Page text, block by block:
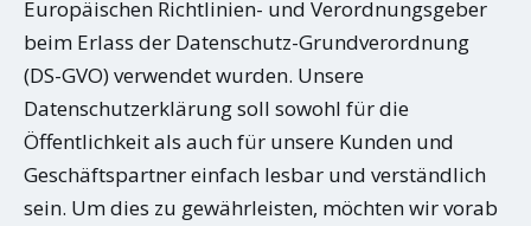
Europäischen Richtlinien- und Verordnungsgeber
beim Erlass der Datenschutz-Grundverordnung
(DS-GVO) verwendet wurden. Unsere
Datenschutzerklärung soll sowohl für die
Öffentlichkeit als auch für unsere Kunden und
Geschäftspartner einfach lesbar und verständlich
sein. Um dies zu gewährleisten, möchten wir vorab